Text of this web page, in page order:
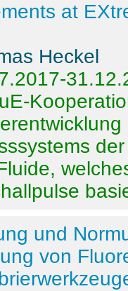
at
Heckel
und
von